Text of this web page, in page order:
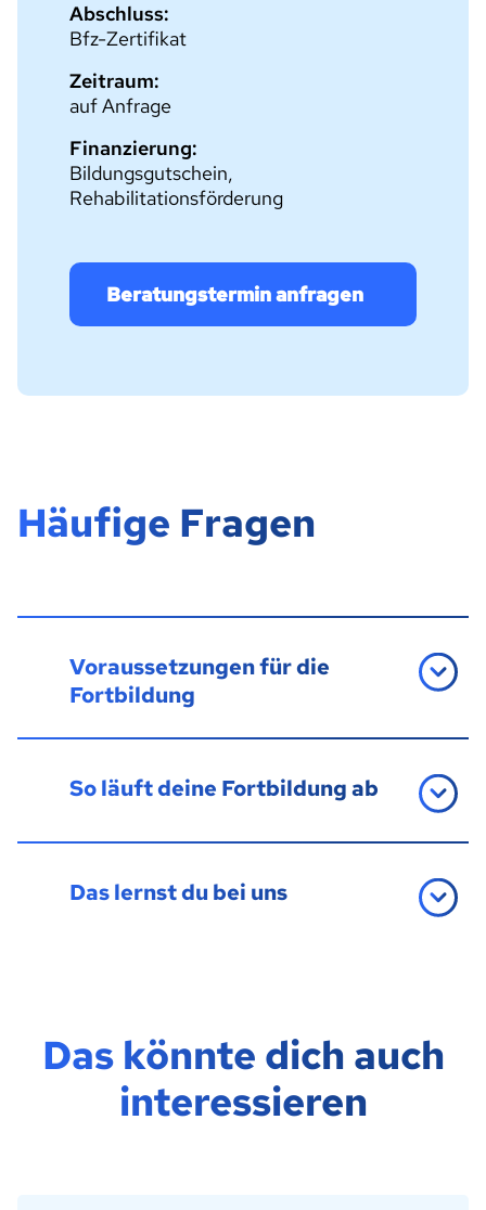
Abschluss:
Bfz-Zertifikat
Zeitraum:
auf Anfrage
Finanzierung:
Bildungsgutschein,
Rehabilitationsförderung
Beratungstermin anfragen
Häufige Fragen
Voraussetzungen für die
Fortbildung
So läuft deine Fortbildung ab
Das lernst du bei uns
Das könnte dich auch
interessieren